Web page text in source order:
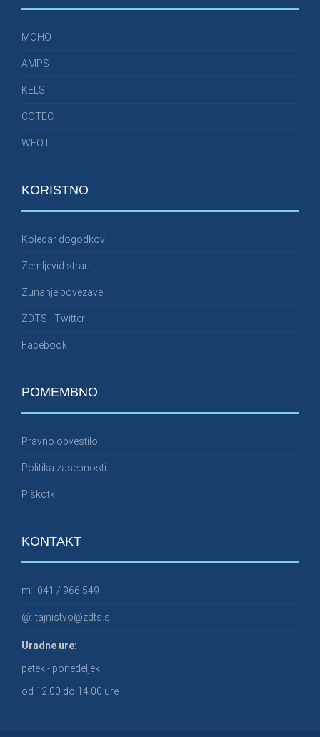
MOHO
AMPS
KELS
COTEC
WFOT
KORISTNO
Koledar dogodkov
Zemljevid strani
Zunanje povezave
ZDTS - Twitter
Facebook
POMEMBNO
Pravno obvestilo
Politika zasebnosti
Piškotki
KONTAKT
m: 041 / 966 549
@:tajnistvo@zdts.si
Uradne ure:
petek - ponedeljek,
od 12.00 do 14.00 ure